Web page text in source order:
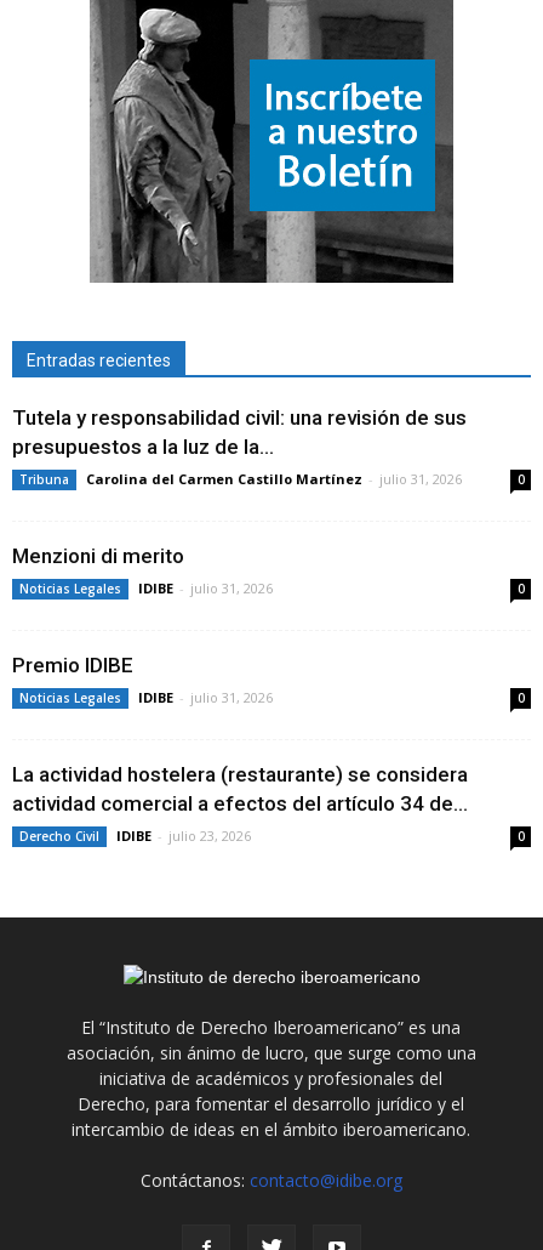
Entradas recientes
Tutela y responsabilidad civil: una revisión de sus
presupuestos a la luz de la...
Tribuna Carolina del Carmen Castillo Martínez - julio 31, 2026 0
Menzioni di merito
Noticias Legales IDIBE - julio 31, 2026 0
Premio IDIBE
Noticias Legales IDIBE - julio 31, 2026 0
La actividad hostelera (restaurante) se considera
actividad comercial a efectos del artículo 34 de...
Derecho Civil IDIBE - julio 23, 2026 0
El “Instituto de Derecho Iberoamericano” es una
asociación, sin ánimo de lucro, que surge como una
iniciativa de académicos y profesionales del
Derecho, para fomentar el desarrollo jurídico y el
intercambio de ideas en el ámbito iberoamericano.
Contáctanos: contacto@idibe.org